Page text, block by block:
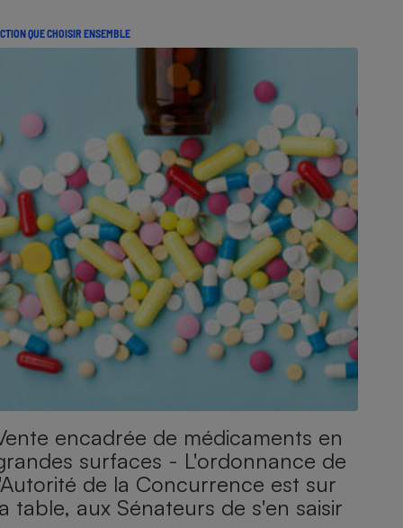
QUE CHOISIR ENSEMBLE
encadrée de médicaments en
surfaces - L'ordonnance de
de la Concurrence est sur
table, aux Sénateurs de s'en saisir